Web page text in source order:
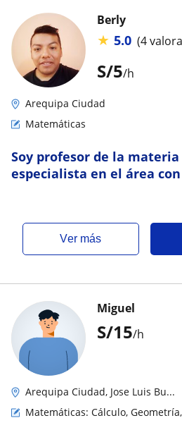
S/5/h
Berly
★ 5.0 (4
Arequipa Ciudad
Matemáticas
Soy profesor de la
especialista en el área
ver más
S/15/h
Miguel
Arequipa Ciudad, Jose Luis Bu...
Matemáticas: Cálculo,